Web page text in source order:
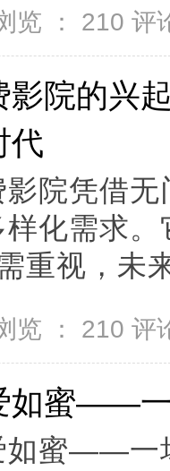
览 ： 210 评
影院的兴
代
影院凭借
样化需求
重视，未
览 ： 210 评
如蜜——一
如蜜——一